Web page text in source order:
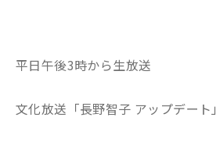
平日午後3時から生放送
文化放送「長野智子 アップデート」